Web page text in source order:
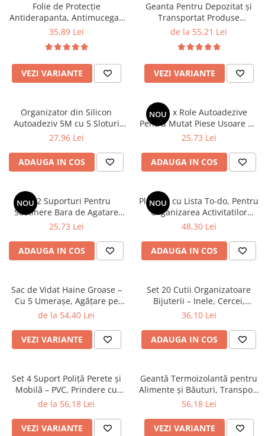
Folie de Protecție
Antiderapanta, Antimucegai,
Pentru Rafturi Frigider sau
35,89 Lei
VEZI VARIANTE
Geanta Pentru Depozitat și
Transportat Produse
Cosmetice și de Igienă
de la 55,21 Lei
VEZI VARIANTE
Organizator din Silicon
Autoadeziv 5M cu 5 Sloturi
pentru Cabluri si Accesorii
27,96 Lei
ADAUGA IN COS
NOU
Set 4 x Role Autoadezive
Pentru Mutat Piese Usoare de
Mobilier, Electrocasnice, Cutii,
25,73 Lei
ADAUGA IN COS
NOU
Set 2 Suporturi Pentru
Sustinere Bara de Agatare
Fara Gaurire
25,73 Lei
ADAUGA IN COS
NOU
Planner cu Lista To-do, Pentru
Organizarea Activitatilor
Zilnice, Saptamanale si
Editabile de Rezerva, 20 x 12
cm
48,30 Lei
ADAUGA IN COS
Sac de Vidat Haine Groase –
Cu 5 Umerașe, Agățare pe
Bară, PVC Gros, Zip Lock &
de la 54,40 Lei
VEZI VARIANTE
Set 20 Cutii Organizatoare
Bijuterii – Inele, Cercei,
Lănțișoare, Pandantive,
3.5x3.5x1.8 cm
36,10 Lei
ADAUGA IN COS
Set 4 Suport Poliță Perete și
Mobilă – PVC, Prindere cu
Șurub sau Bandă
de la 56,18 Lei
VEZI VARIANTE
Geantă Termoizolantă pentru
Alimente și Băuturi, Transport
& Depozitare la Rece – Ideală
56,18 Lei
VEZI VARIANTE